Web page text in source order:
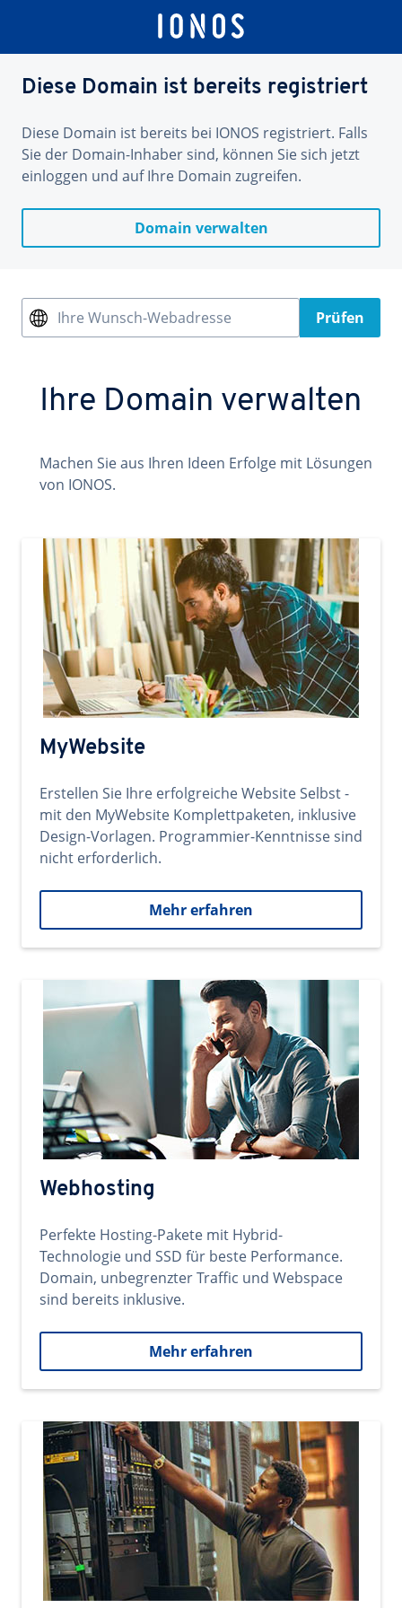
Diese Domain ist bereits registriert
Diese Domain ist bereits bei IONOS registriert. Falls
Sie der Domain-Inhaber sind, können Sie sich jetzt
einloggen und auf Ihre Domain zugreifen.
Domain verwalten
Ihre Wunsch-Webadresse Prüfen
Ihre Domain verwalten
Machen Sie aus Ihren Ideen Erfolge mit Lösungen
von IONOS.
MyWebsite
Erstellen Sie Ihre erfolgreiche Website Selbst -
mit den MyWebsite Komplettpaketen, inklusive
Design-Vorlagen. Programmier-Kenntnisse sind
nicht erforderlich.
Mehr erfahren
Webhosting
Perfekte Hosting-Pakete mit Hybrid-
Technologie und SSD für beste Performance.
Domain, unbegrenzter Traffic und Webspace
sind bereits inklusive.
Mehr erfahren